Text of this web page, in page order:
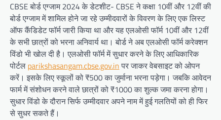
CBSE बोर्ड एग्जाम 2024 के डेटशीट- CBSE ने कक्षा 10वीं और 12वीं की
बोर्ड एग्जाम में शामिल होने जा रहे उम्मीदवारों के विवरण के लिए एक लिस्ट
ऑफ कैंडिडेट फॉर्म जारी किया था और यह एलओसी फॉर्म 10वीं और 12वीं
के सभी छात्रों को भरना अनिवार्य था। बोर्ड ने अब एलओसी फॉर्म करेक्शन
विंडो भी खोल दी है। एलओसी फॉर्म में सुधार करने के लिए आधिकारिक
पोर्टल parikshasangam.cbse.gov.inपर जाकर वेबसाइट को ओपन
करें। इसके लिए स्कूलों को ₹500 का जुर्माना भरना पड़ेगा। जबकि आवेदन
फार्म में संशोधन करने वाले छात्रों को ₹1000 का शुल्क जमा करना होगा।
सुधार विंडो के दौरान सिर्फ उम्मीदवार अपने नाम में हुई गलतियों को ही फिर
से सुधर सकते हैं।